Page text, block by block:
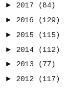
► 2017
(84)
► 2016
(129)
► 2015
(115)
► 2014
(112)
► 2013
(77)
► 2012
(117)